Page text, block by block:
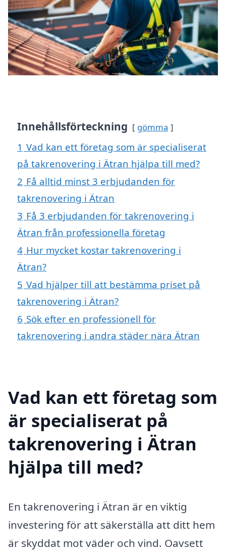
Innehållsförteckning gömma
1 Vad kan ett företag som är specialiserat
på takrenovering i Ätran hjälpa till med?
2 Få alltid minst 3 erbjudanden för
takrenovering i Ätran
3 Få 3 erbjudanden för takrenovering i
Ätran från professionella företag
4 Hur mycket kostar takrenovering i
Ätran?
5 Vad hjälper till att bestämma priset på
takrenovering i Ätran?
6 Sök efter en professionell för
takrenovering i andra städer nära Ätran
Vad kan ett företag som
är specialiserat på
takrenovering i Ätran
hjälpa till med?
En takrenovering i Ätran är en viktig
investering för att säkerställa att ditt hem
är skyddat mot väder och vind. Oavsett